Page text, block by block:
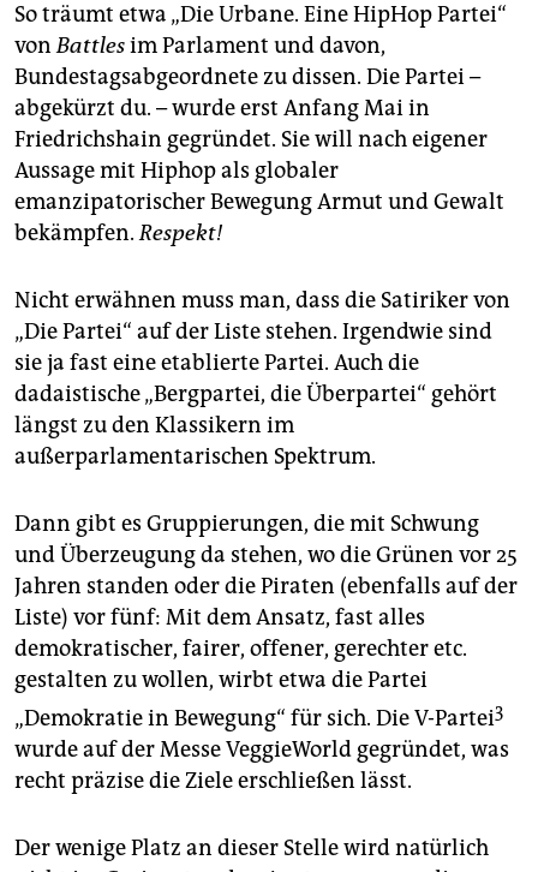
So träumt etwa „Die Urbane. Eine HipHop Partei“
vonBattlesim Parlament und davon,
Bundestagsabgeordnete zu dissen. Die Partei –
abgekürzt du. – wurde erst Anfang Mai in
Friedrichshain gegründet. Sie will nach eigener
Aussage mit Hiphop als globaler
emanzipatorischer Bewegung Armut und Gewalt
bekämpfen.Respekt!
Nicht erwähnen muss man, dass die Satiriker von
„Die Partei“ auf der Liste stehen. Irgendwie sind
sie ja fast eine etablierte Partei. Auch die
dadaistische „Bergpartei, die Überpartei“ gehört
längst zu den Klassikern im
außerparlamentarischen Spektrum.
Dann gibt es Gruppierungen, die mit Schwung
und Überzeugung da stehen, wo die Grünen vor 25
Jahren standen oder die Piraten (ebenfalls auf der
Liste) vor fünf: Mit dem Ansatz, fast alles
demokratischer, fairer, offener, gerechter etc.
gestalten zu wollen, wirbt etwa die Partei
„Demokratie in Bewegung“ für sich. Die V-Partei3
wurde auf der Messe VeggieWorld gegründet, was
recht präzise die Ziele erschließen lässt.
Der wenige Platz an dieser Stelle wird natürlich